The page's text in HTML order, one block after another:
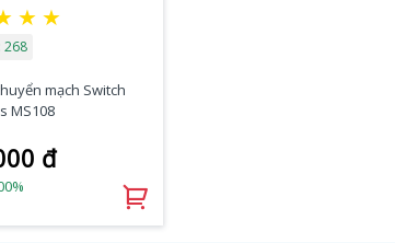
★ ★
268
mạch Switch
MS108
đ